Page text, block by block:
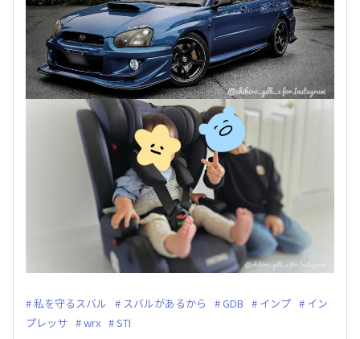
私を守るスバル スバルがあるから GDB インプ
イン
プレッサ
wrx STI